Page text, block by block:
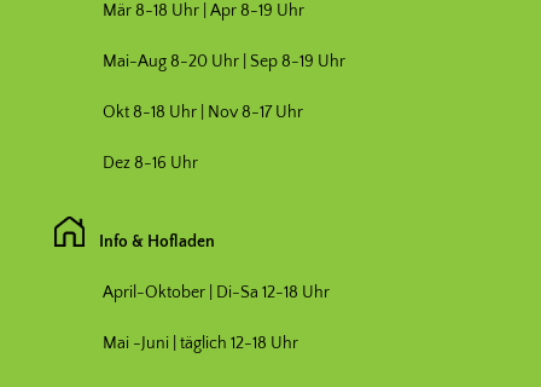
Mär 8-18 Uhr | Apr 8-19 Uhr
Mai-Aug 8-20 Uhr | Sep 8-19 Uhr
Okt 8-18 Uhr | Nov 8-17 Uhr
Dez 8-16 Uhr
Info & Hofladen
April-Oktober | Di-Sa 12-18 Uhr
Mai -Juni | täglich 12-18 Uhr